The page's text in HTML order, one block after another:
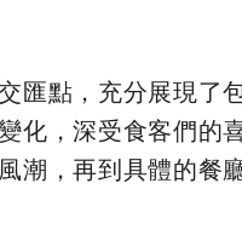
匯點，充分展現了
化，深受食客們的
潮，再到具體的餐